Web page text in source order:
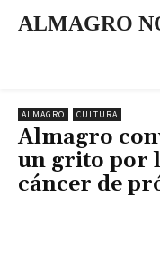
ALMAGRO
ALMAGRO CULTURA
Almagro
un grito por
cáncer de